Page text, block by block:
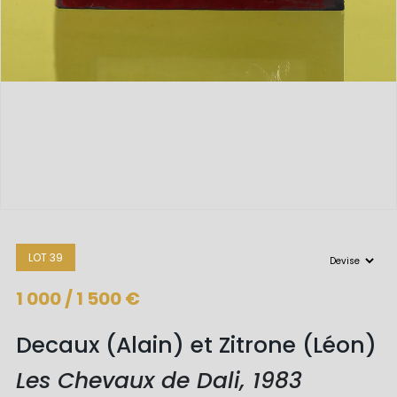
LOT 39
1 000 / 1 500 €
Decaux (Alain) et Zitrone (Léon)
Les Chevaux de Dali, 1983